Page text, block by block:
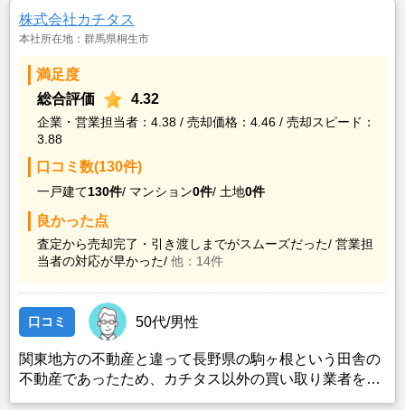
株式会社カチタス
本社所在地：群馬県桐生市
満足度
総合評価
4.32
企業・営業担当者：4.38 / 売却価格：4.46 / 売却スピード：
3.88
口コミ数(130件)
一戸建て130件/ マンション0件/ 土地0件
良かった点
査定から売却完了・引き渡しまでがスムーズだった/ 営業担
当者の対応が早かった/ 他：14件
口コミ 50代/男性
関東地方の不動産と違って長野県の駒ヶ根という田舎の
不動産であったため、カチタス以外の買い取り業者をみ